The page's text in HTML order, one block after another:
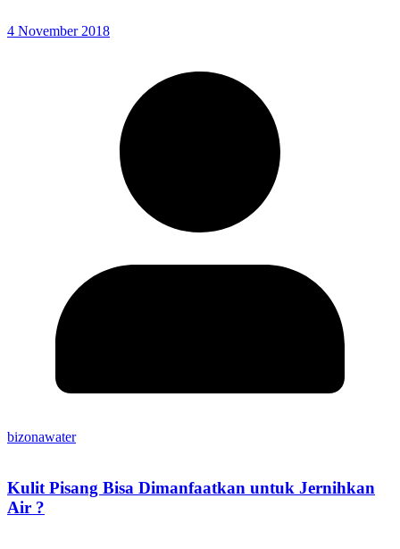
4 November 2018
bizonawater
Kulit Pisang Bisa Dimanfaatkan untuk Jernihkan
Air ?